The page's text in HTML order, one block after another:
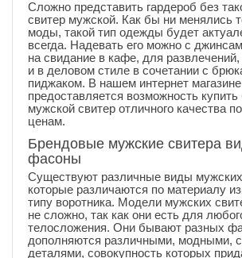
Сложно представить гардероб без
свитер мужской. Как бы ни менялись
моды, такой тип одежды будет
всегда. Надевать его можно с
на свидание в кафе, для
и в деловом стиле в сочетании с
пиджаком. В нашем интернет
предоставляется возможность
мужской свитер отличного качества
ценам.
Брендовые мужские свитера
фасоны
Существуют различные виды мужских
которые различаются по материалу
типу воротника. Модели мужских
не сложно, так как они есть для
телосложения. Они бывают разных
дополняются различными, модными,
деталями, совокупность которых